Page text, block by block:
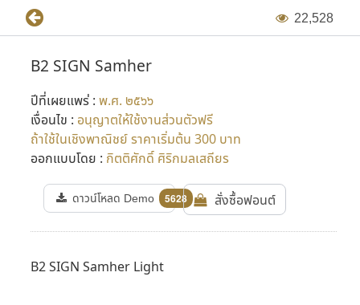
22,528
B2 SIGN Samher
ปีที่เผยแพร่ : พ.ศ. ๒๕๖๖
เงื่อนไข : อนุญาตให้ใช้งานส่วนตัวฟรี
ถ้าใช้ในเชิงพาณิชย์ ราคาเริ่มต้น 300 บาท
ออกแบบโดย : กิตติศักดิ์ ศิริกมลเสถียร
ดาวน์โหลด Demo 5628 สั่งซื้อฟอนต์
B2 SIGN Samher Light